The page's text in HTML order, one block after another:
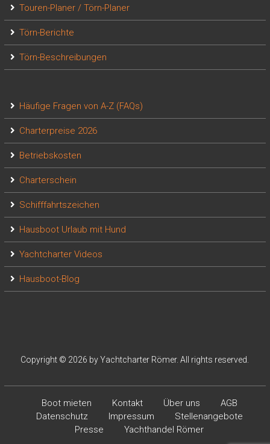
Touren-Planer / Törn-Planer
Törn-Berichte
Törn-Beschreibungen
Häufige Fragen von A-Z (FAQs)
Charterpreise 2026
Betriebskosten
Charterschein
Schifffahrtszeichen
Hausboot Urlaub mit Hund
Yachtcharter Videos
Hausboot-Blog
Copyright © 2026 by Yachtcharter Römer. All rights reserved.
Boot mieten Kontakt Über uns
AGB
Datenschutz
Impressum
Stellenangebote
Presse
Yachthandel Römer